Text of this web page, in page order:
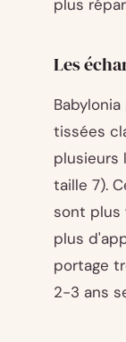
plus
Les
tissées
plusieurs
taille 7).
sont plus
plus
portage
2-3 ans